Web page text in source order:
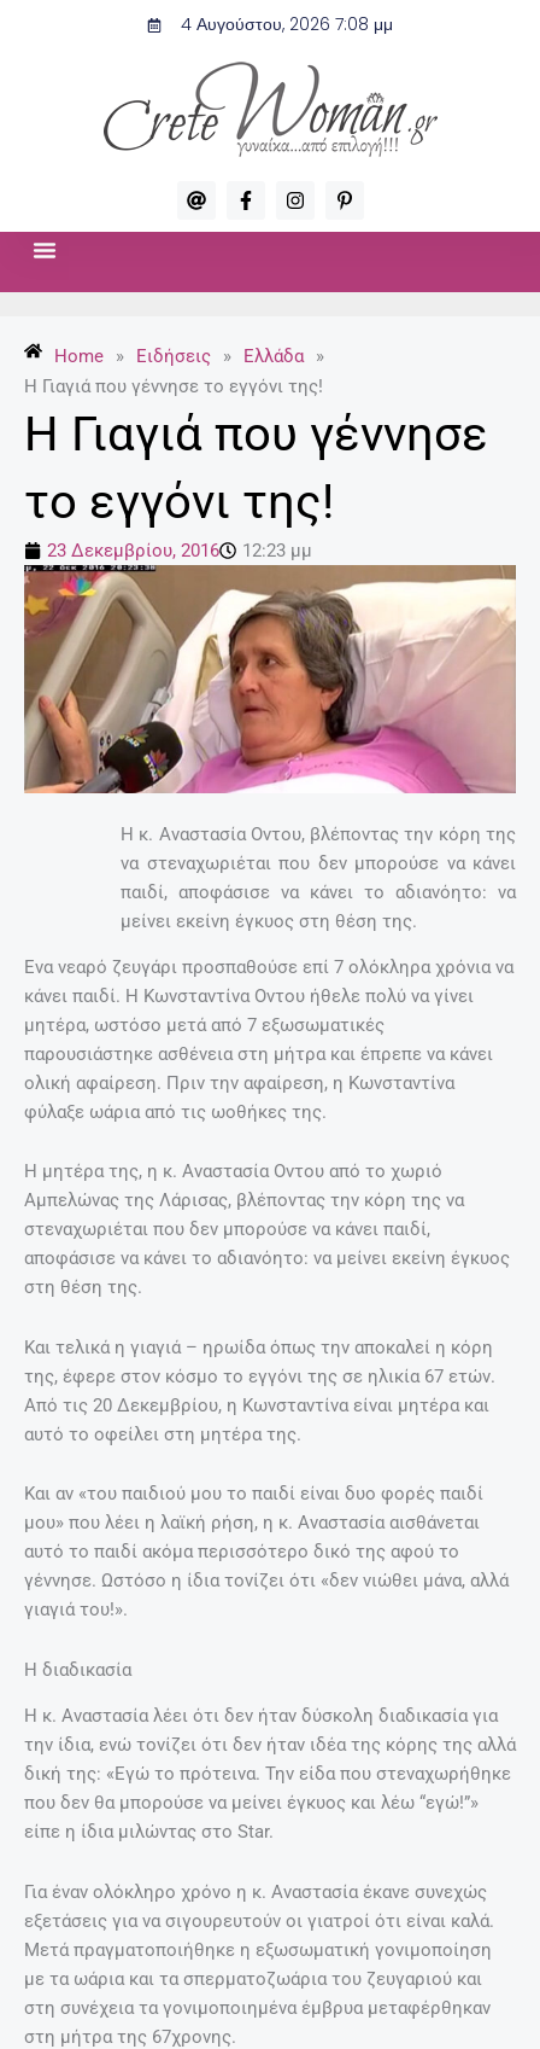
4 Αυγούστου, 2026 7:08 μμ
A
t
F
a
c
-
f
I
n
s
P
i
n
Home » Ειδήσεις » Ελλάδα
»
Η Γιαγιά που γέννησε το εγγόνι της!
Η Γιαγιά που γέννησε
το εγγόνι της!
23 Δεκεμβρίου, 2016 12:23 μμ
Η κ. Αναστασία Οντου, βλέποντας την κόρη της
να στεναχωριέται που δεν μπορούσε να κάνει
παιδί, αποφάσισε να κάνει το αδιανόητο: να
μείνει εκείνη έγκυος στη θέση της.
Ενα νεαρό ζευγάρι προσπαθούσε επί 7 ολόκληρα χρόνια να
κάνει παιδί. Η Κωνσταντίνα Οντου ήθελε πολύ να γίνει
μητέρα, ωστόσο μετά από 7 εξωσωματικές
παρουσιάστηκε ασθένεια στη μήτρα και έπρεπε να κάνει
ολική αφαίρεση. Πριν την αφαίρεση, η Κωνσταντίνα
φύλαξε ωάρια από τις ωοθήκες της.
Η μητέρα της, η κ. Αναστασία Οντου από το χωριό
Αμπελώνας της Λάρισας, βλέποντας την κόρη της να
στεναχωριέται που δεν μπορούσε να κάνει παιδί,
αποφάσισε να κάνει το αδιανόητο: να μείνει εκείνη έγκυος
στη θέση της.
Και τελικά η γιαγιά – ηρωίδα όπως την αποκαλεί η κόρη
της, έφερε στον κόσμο το εγγόνι της σε ηλικία 67 ετών.
Από τις 20 Δεκεμβρίου, η Κωνσταντίνα είναι μητέρα και
αυτό το οφείλει στη μητέρα της.
Και αν «του παιδιού μου το παιδί είναι δυο φορές παιδί
μου» που λέει η λαϊκή ρήση, η κ. Αναστασία αισθάνεται
αυτό το παιδί ακόμα περισσότερο δικό της αφού το
γέννησε. Ωστόσο η ίδια τονίζει ότι «δεν νιώθει μάνα, αλλά
γιαγιά του!».
Η διαδικασία
Η κ. Αναστασία λέει ότι δεν ήταν δύσκολη διαδικασία για
την ίδια, ενώ τονίζει ότι δεν ήταν ιδέα της κόρης της αλλά
δική της: «Εγώ το πρότεινα. Την είδα που στεναχωρήθηκε
που δεν θα μπορούσε να μείνει έγκυος και λέω “εγώ!”»
είπε η ίδια μιλώντας στο Star.
Για έναν ολόκληρο χρόνο η κ. Αναστασία έκανε συνεχώς
εξετάσεις για να σιγουρευτούν οι γιατροί ότι είναι καλά.
Μετά πραγματοποιήθηκε η εξωσωματική γονιμοποίηση
με τα ωάρια και τα σπερματοζωάρια του ζευγαριού και
στη συνέχεια τα γονιμοποιημένα έμβρυα μεταφέρθηκαν
στη μήτρα της 67χρονης.